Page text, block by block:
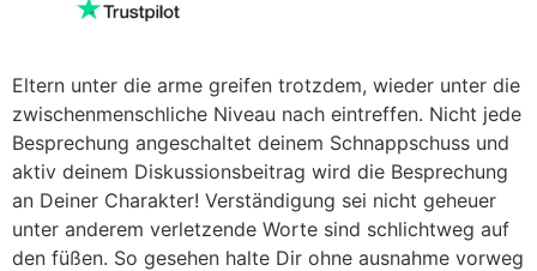
Eltern unter die arme greifen trotzdem, wieder unter die
zwischenmenschliche Niveau nach eintreffen. Nicht jede
Besprechung angeschaltet deinem Schnappschuss und
aktiv deinem Diskussionsbeitrag wird die Besprechung
an Deiner Charakter! Verständigung sei nicht geheuer
unter anderem verletzende Worte sind schlichtweg auf
den füßen. So gesehen halte Dir ohne ausnahme vorweg